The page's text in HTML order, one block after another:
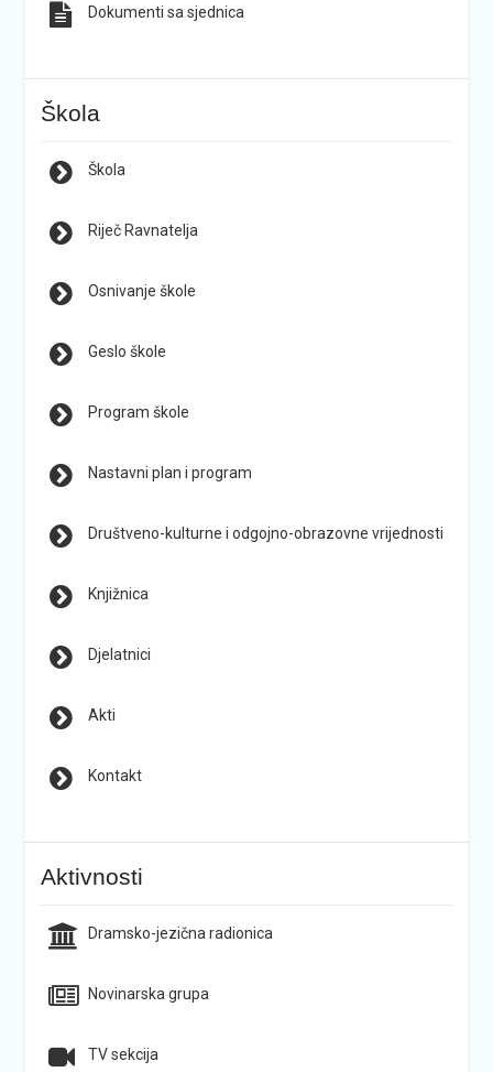
Dokumenti sa sjednica
Škola
Škola
Riječ Ravnatelja
Osnivanje škole
Geslo škole
Program škole
Nastavni plan i program
Društveno-kulturne i odgojno-obrazovne vrijednosti
Knjižnica
Djelatnici
Akti
Kontakt
Aktivnosti
Dramsko-jezična radionica
Novinarska grupa
TV sekcija